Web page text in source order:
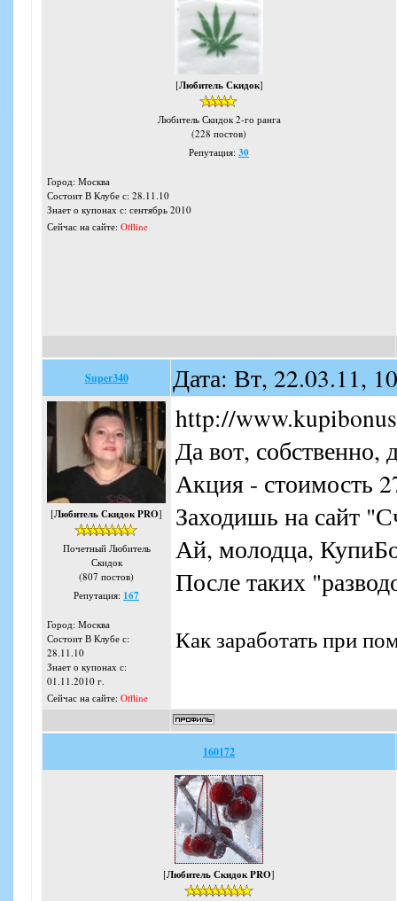
[Любитель Скидок]
Любитель Скидок 2-го ранга
(228 постов)
Репутация: 30
Город: Москва
Состоит В Клубе с: 28.11.10
Знает о купонах с: сентябрь 2010
Сейчас на сайте: Offline
Super340 Дата: Вт, 22.03.11,
[Любитель Скидок PRO]
Почетный Любитель
Скидок
(807 постов)
Репутация: 167
Город: Москва
Состоит В Клубе с:
28.11.10
Знает о купонах с:
01.11.2010 г.
Сейчас на сайте: Offline
http://
Да вот, собственно,
Акция - стоимость
Заходишь на сайт
Ай, молодца,
После таких
Как заработать при
160172
[Любитель Скидок PRO]